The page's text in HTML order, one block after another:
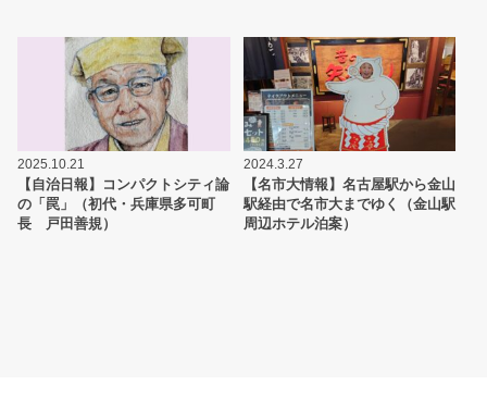
2025.10.21
【自治日報】コンパクトシティ論
の「罠」（初代・兵庫県多可町
長 戸田善規）
2024.3.27
【名市大情報】名古屋駅から金山
駅経由で名市大までゆく（金山駅
周辺ホテル泊案）